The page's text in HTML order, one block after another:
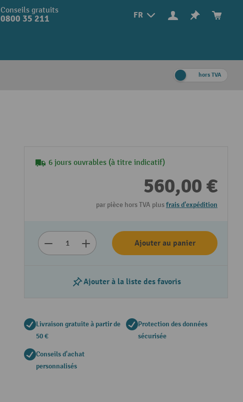
FR
Conseils gratuits
0800 35 211
hors TVA
Lire la vidéo
6 jours ouvrables (à titre indicatif)
560,00 €
par pièce hors TVA plusfrais d'expédition
Ajouter au panier
Ajouter à la liste des favoris
Livraison gratuite à partir de
50 €
Protection des données
sécurisée
Conseils d'achat
personnalisés